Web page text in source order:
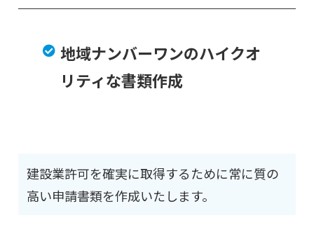
地域ナンバーワンのハイクオ
リティな書類作成
建設業許可を確実に取得するために常に質の
高い申請書類を作成いたします。